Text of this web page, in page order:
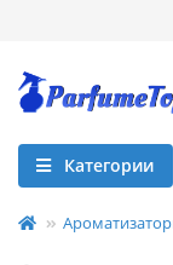
Категории